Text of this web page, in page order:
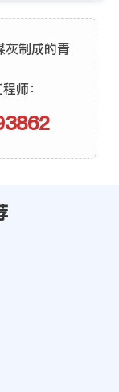
灰制成的青
师：